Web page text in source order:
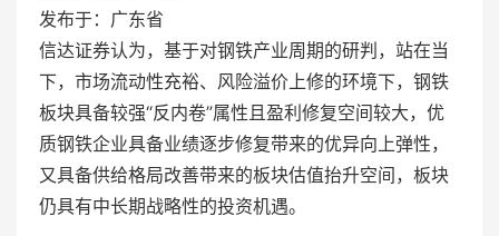
发布于： 广东省
信达证券认为，基于对钢铁产业周期的研判，站在当
下，市场流动性充裕、风险溢价上修的环境下，钢铁
板块具备较强“反内卷”属性且盈利修复空间较大，优
质钢铁企业具备业绩逐步修复带来的优异向上弹性，
又具备供给格局改善带来的板块估值抬升空间，板块
仍具有中长期战略性的投资机遇。